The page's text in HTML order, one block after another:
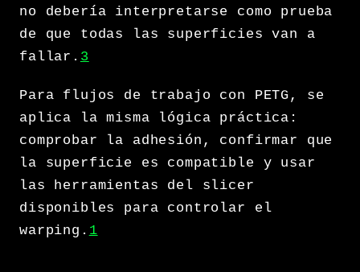
no debería interpretarse como prueba
de que todas las superficies van a
fallar. 3
Para flujos de trabajo con PETG, se
aplica la misma lógica práctica:
comprobar la adhesión, confirmar que
la superficie es compatible y usar
las herramientas del slicer
disponibles para controlar el
warping. 1